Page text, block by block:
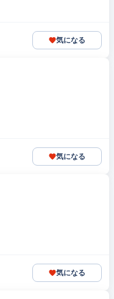
気になる
気になる
気になる